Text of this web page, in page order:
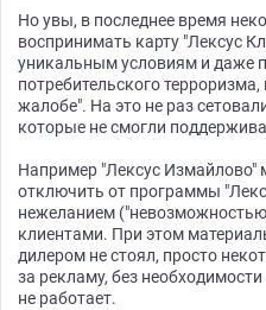
Но увы, в последнее время
воспринимать карту "Лексус
уникальным условиям и даже
потребительского
жалобе". На это не раз
которые не смогли
Например "Лексус
отключить от программы
нежеланием
клиентами. При этом
дилером не стоял, просто
за рекламу, без
не работает.